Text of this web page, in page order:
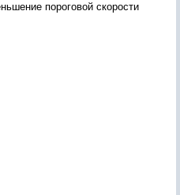
пороговой скорости